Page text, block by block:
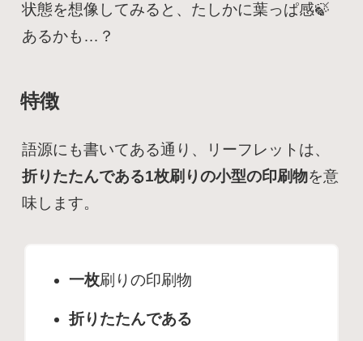
状態を想像してみると、たしかに葉っぱ感🍃
あるかも…？
特徴
語源にも書いてある通り、リーフレットは、
折りたたんである1枚刷りの小型の印刷物を意
味します。
一枚刷りの印刷物
折りたたんである